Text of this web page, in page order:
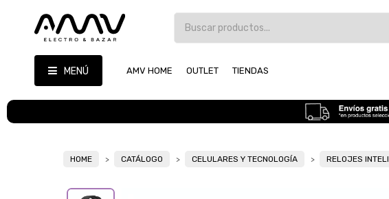
MENÚ AMV HOME OUTLET TIENDAS
HOME CATÁLOGO CELULARES Y TECNOLOGÍA RELOJES